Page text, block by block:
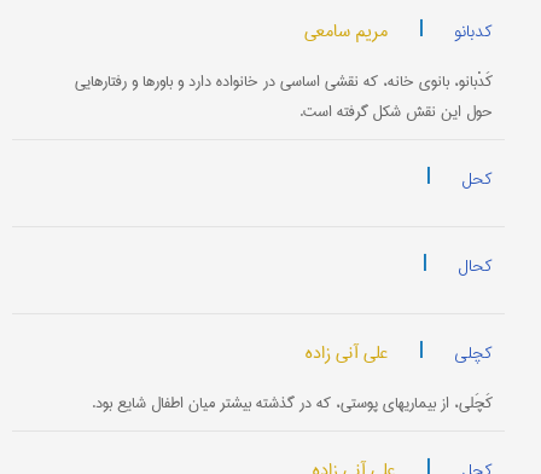
کدبانو | مریم سامعی
کَدْبانو، بانوی خانه، که نقشی اساسی در خانواده دارد و باورها و رفتارهایی
حول این نقش شکل گرفته است.
کحل |
کحال |
کچلی | علی آنی زاده
کَچَلی، از بیماریهای پوستی، که در گذشته بیشتر میان اطفال شایع بود.